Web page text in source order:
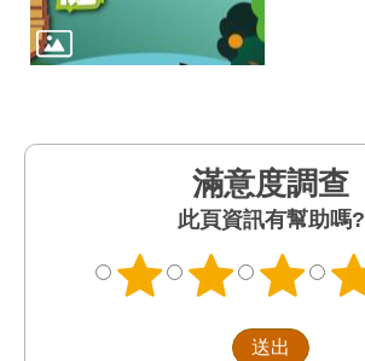
滿意度調查
此頁資訊有幫助嗎?